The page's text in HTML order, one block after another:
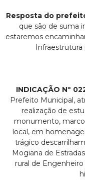
Resposta do
que são de suma
estaremos
Infraestrutura
INDICAÇÃO Nº
Prefeito Municipal,
realização de
monumento,
local, em
trágico
Mogiana de
rural de